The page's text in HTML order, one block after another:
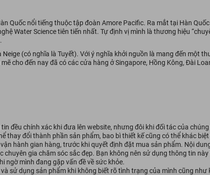
Quốc nổi tiếng thuộc tập đoàn Amore Pacific. Ra mắt tại Hàn
Water Science tiên tiến nhất. Tự định vị mình là thương hiệu
(có nghĩa là Tuyết). Với ý nghĩa khởi nguồn là mang đến một
cho đến nay đã có các cửa hàng ở Singapore, Hồng Kông, Đài
đều chính xác khi đưa lên website, nhưng đôi khi đối tác của
thay đổi thành phần sản phẩm, bao bì thiết kế cũng có thể khác
hành gian hàng, trước khi quyết định đặt mua sản phẩm. Nội
chuyên gia chăm sóc sắc đẹp. Bạn không nên sử dụng thông tin
ngờ mình đang gặp vấn đề về sức khỏe.
sử dụng sản phẩm khi không biết rõ tình trạng của mình cũng như